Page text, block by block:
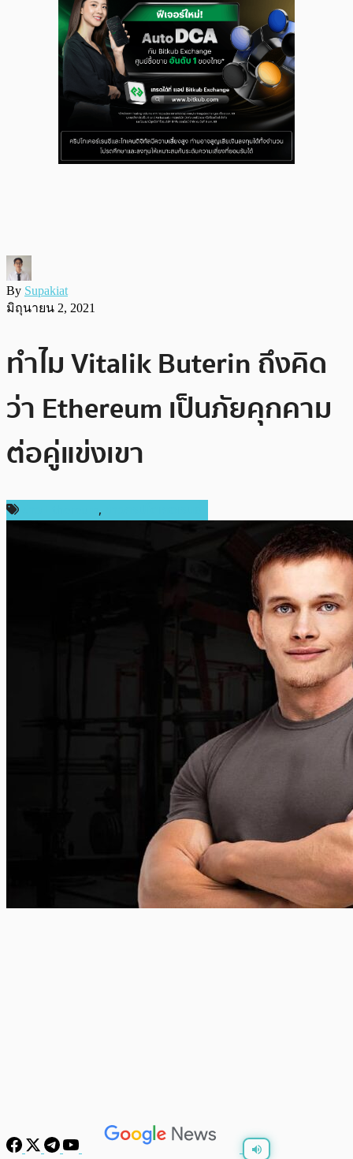
By Supakiat
มิถุนายน 2, 2021
ทำไม Vitalik Buterin ถึงคิด
ว่า Ethereum เป็นภัยคุกคาม
ต่อคู่แข่งเขา
,